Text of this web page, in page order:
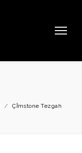
/
Çi̇̇mstone Tezgah